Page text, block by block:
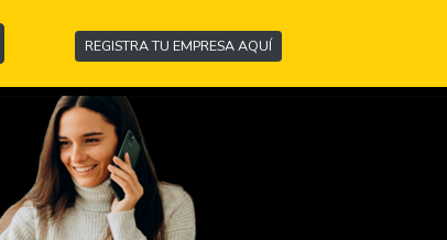
REGISTRA TU EMPRESA AQUÍ